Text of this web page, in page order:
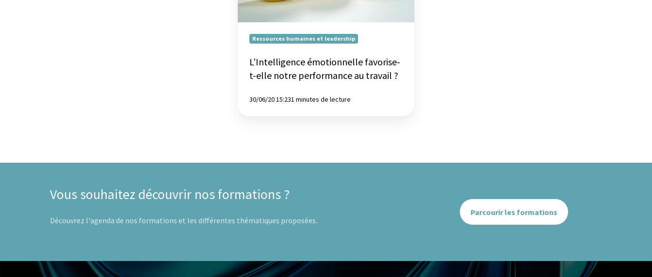
?
Ressources humaines et leadership
L’Intelligence émotionnelle favorise-
t-elle notre performance au travail ?
30/06/20 15:231 minutes de lecture
Vous souhaitez découvrir nos formations ?
Découvrez l'agenda de nos formations et les différentes thématiques proposées.
Parcourir les formations